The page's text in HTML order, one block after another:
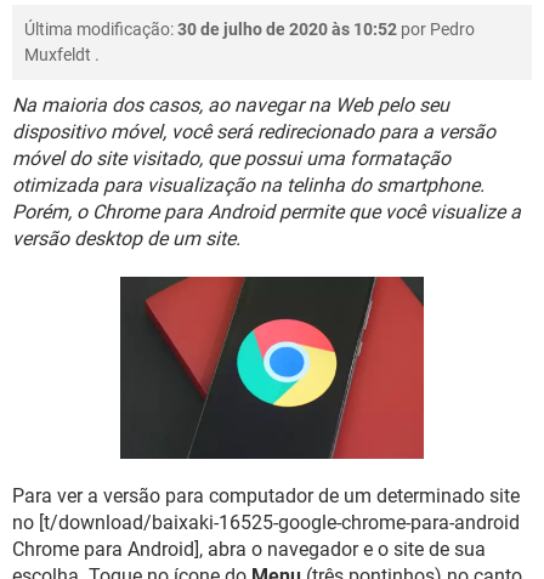
INSTAGRAM GMAIL
OUTLOOK
INSTAGRAM
GUIA DE COMPRAS
JOGOS WHATSAPP
OUTLOOK EXCEL
INSTAGRAM GMAIL
GUIA DE COMPRAS
GLOSSÁRIO
JOGOS WHATSAPP
CELULAR FACEBOOK
OUTLOOK EXCEL
INSTAGRAM GMAIL
Última modificação:30 de julho de 2020 às 10:52 por Pedro
Muxfeldt .
Na maioria dos casos, ao navegar na Web pelo seu
dispositivo móvel, você será redirecionado para a versão
móvel do site visitado, que possui uma formatação
otimizada para visualização na telinha do smartphone.
Porém, o Chrome para Android permite que você visualize a
versão desktop de um site.
Para ver a versão para computador de um determinado site
no [t/download/baixaki-16525-google-chrome-para-android
Chrome para Android], abra o navegador e o site de sua